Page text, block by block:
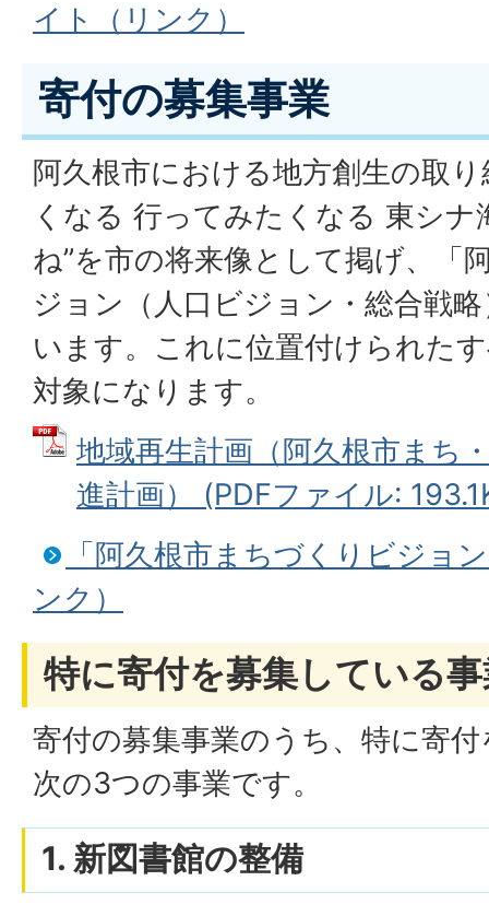
イト（リンク）
寄付の募集事業
阿久根市における地方創生の取
くなる 行ってみたくなる 東シ
ね”を市の将来像として掲げ、「
ジョン（人口ビジョン・総合戦
います。これに位置付けられた
対象になります。
地域再生計画（阿久根市まち
進計画） (PDFファイル:
「阿久根市まちづくりビジョ
ンク）
特に寄付を募集している
寄付の募集事業のうち、特に寄
次の3つの事業です。
1. 新図書館の整備